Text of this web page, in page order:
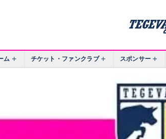
ム チケット・ファンクラブ スポンサー